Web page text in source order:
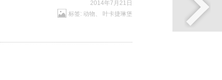
2014年7月21日
标签: 动物 、 叶卡捷琳堡